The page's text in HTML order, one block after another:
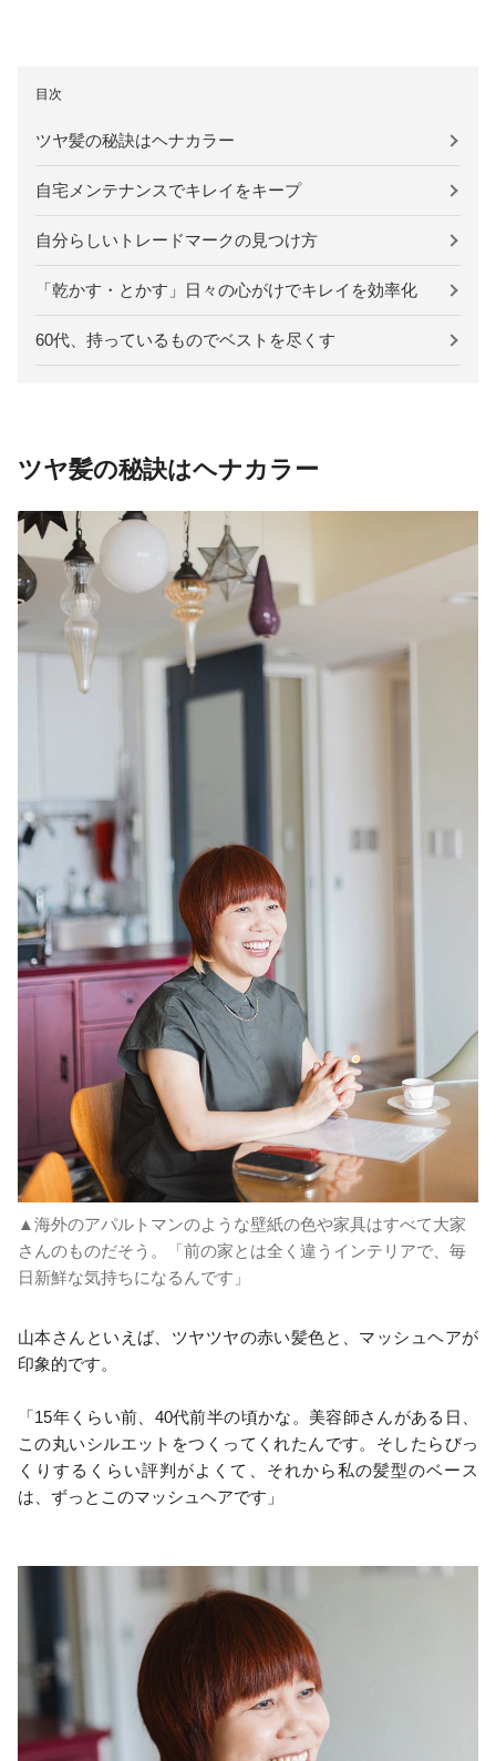
目次
ツヤ髪の秘訣はヘナカラー
自宅メンテナンスでキレイをキープ
自分らしいトレードマークの見つけ方
「乾かす・とかす」日々の心がけでキレイを効率化
60代、持っているものでベストを尽くす
ツヤ髪の秘訣はヘナカラー
▲海外のアパルトマンのような壁紙の色や家具はすべて大家
さんのものだそう。「前の家とは全く違うインテリアで、毎
日新鮮な気持ちになるんです」
山本さんといえば、ツヤツヤの赤い髪色と、マッシュヘアが
印象的です。
「15年くらい前、40代前半の頃かな。美容師さんがある日、
この丸いシルエットをつくってくれたんです。そしたらびっ
くりするくらい評判がよくて、それから私の髪型のベース
は、ずっとこのマッシュヘアです」